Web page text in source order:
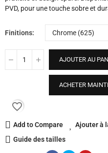
PVD, pour une touche sobre et
Finitions
AJOUTER AU
ACHETER
favorite_border
Add to Compare
Ajouter à
Guide des tailles